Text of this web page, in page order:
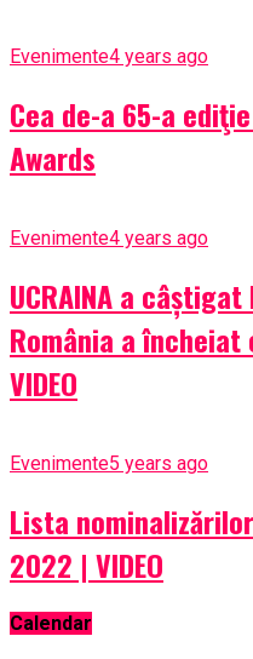
Evenimente4 years ago
Cea de-a 65-a
Awards
Evenimente4 years ago
UCRAINA a
România a
VIDEO
Evenimente5 years ago
Lista
2022 | VIDEO
Calendar